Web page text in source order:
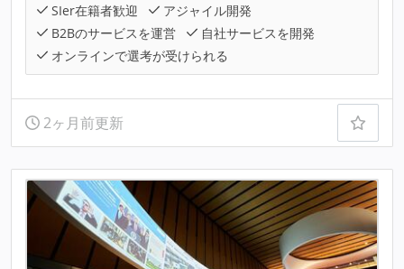
SIer在籍者歓迎
アジャイル開発
B2Bのサービスを運営
自社サービスを開発
オンラインで選考が受けられる
2ヶ月前更新